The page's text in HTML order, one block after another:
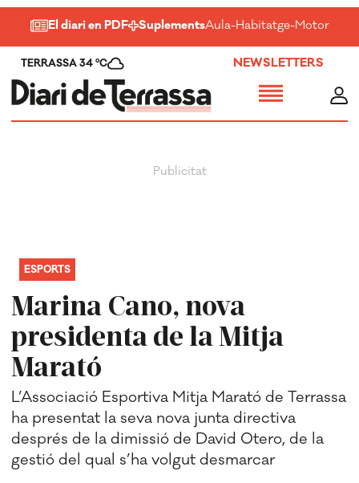
El diari en PDF SuplementsAula-Habitatge-Motor-
TERRASSA 34 ºC NEWSLETTERS
Marina Cano, nova
presidenta de la Mitja
Marató
ESPORTS
L’Associació Esportiva Mitja Marató de Terrassa
ha presentat la seva nova junta directiva
després de la dimissió de David Otero, de la
gestió del qual s’ha volgut desmarcar